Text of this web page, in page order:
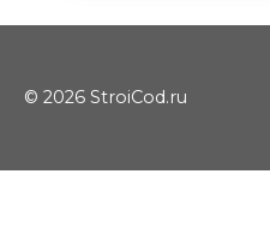
© 2026 StroiCod.ru